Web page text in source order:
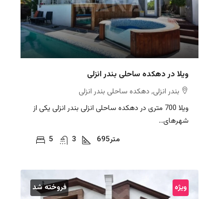
ویلا در دهکده ساحلی بندر انزلی
بندر انزلی, دهکده ساحلی بندر انزلی
ویلا 700 متری در دهکده ساحلی انزلی بندر انزلی یکی از
شهرهای...
5
3 695متر
ویژه فروخته شد